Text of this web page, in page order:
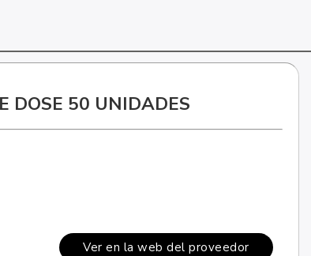
DOSE 50 UNIDADES
Ver en la web del proveedor